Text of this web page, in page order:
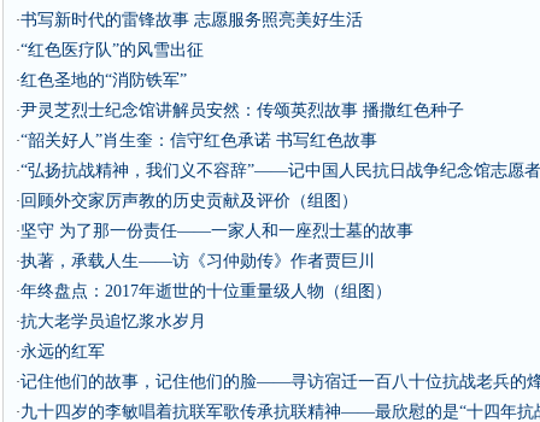
·书写新时代的雷锋故事 志愿服务照亮美好生活
·“红色医疗队”的风雪出征
·红色圣地的“消防铁军”
·尹灵芝烈士纪念馆讲解员安然：传颂英烈故事 播撒红色种子
·“韶关好人”肖生奎：信守红色承诺 书写红色故事
·“弘扬抗战精神，我们义不容辞”——记中国人民抗日战争纪念馆志愿
· 回顾外交家厉声教的历史贡献及评价（组图）
·坚守 为了那一份责任——一家人和一座烈士墓的故事
·执著，承载人生——访《习仲勋传》作者贾巨川
·年终盘点：2017年逝世的十位重量级人物（组图）
·抗大老学员追忆浆水岁月
·永远的红军
·记住他们的故事，记住他们的脸——寻访宿迁一百八十位抗战老兵的
·九十四岁的李敏唱着抗联军歌传承抗联精神——最欣慰的是“十四年抗